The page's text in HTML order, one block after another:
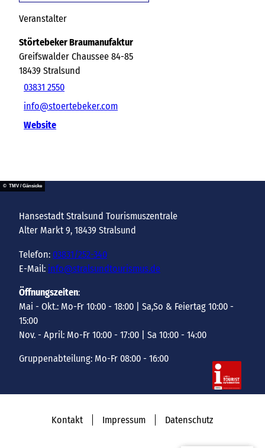
Veranstalter
Störtebeker Braumanufaktur
Greifswalder Chaussee 84-85
18439 Stralsund
03831 2550
info@stoertebeker.com
Website
© TMV / Gänsicke
Hansestadt Stralsund Tourismuszentrale
Alter Markt 9, 18439 Stralsund
Telefon: 03831/252-340
E-Mail: info@stralsundtourismus.de
Öffnungszeiten:
Mai - Okt.: Mo-Fr 10:00 - 18:00 | Sa,So & Feiertag 10:00 -
15:00
Nov. - April: Mo-Fr 10:00 - 17:00 | Sa 10:00 - 14:00
Gruppenabteilung: Mo-Fr 08:00 - 16:00
Kontakt Impressum Datenschutz